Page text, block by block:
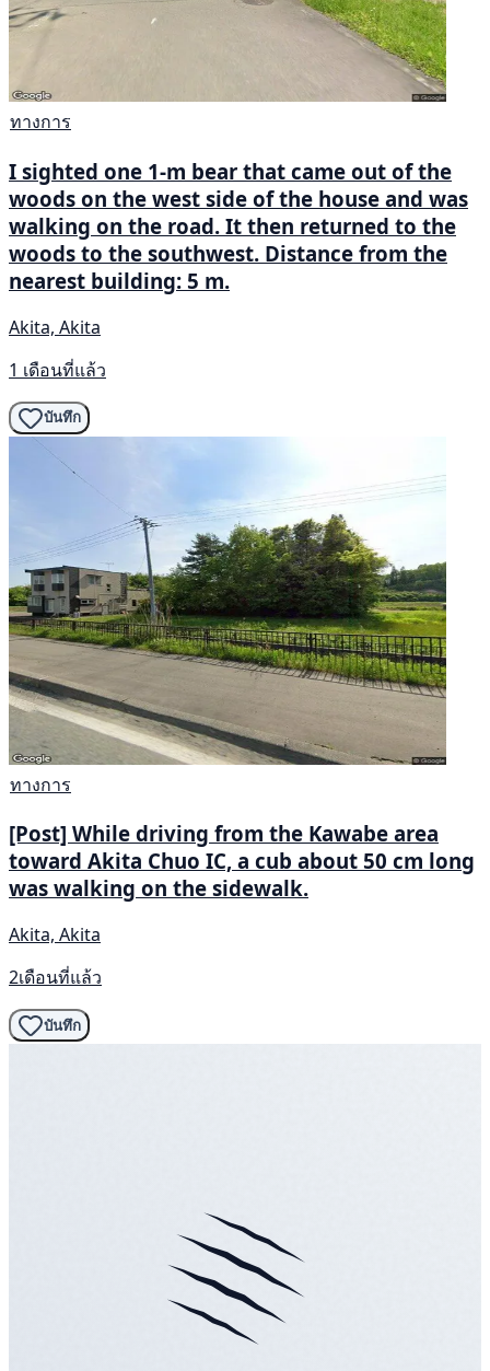
ทางการ
I sighted one 1‑m bear that came out of the
woods on the west side of the house and was
walking on the road. It then returned to the
woods to the southwest. Distance from the
nearest building: 5 m.
Akita, Akita
1 เดือนที่แล้ว
บันทึก
ทางการ
[Post] While driving from the Kawabe area
toward Akita Chuo IC, a cub about 50 cm long
was walking on the sidewalk.
Akita, Akita
2เดือนที่แล้ว
บันทึก